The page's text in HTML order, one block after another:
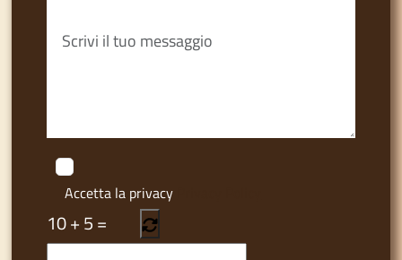
Accetta la privacy
10+5=